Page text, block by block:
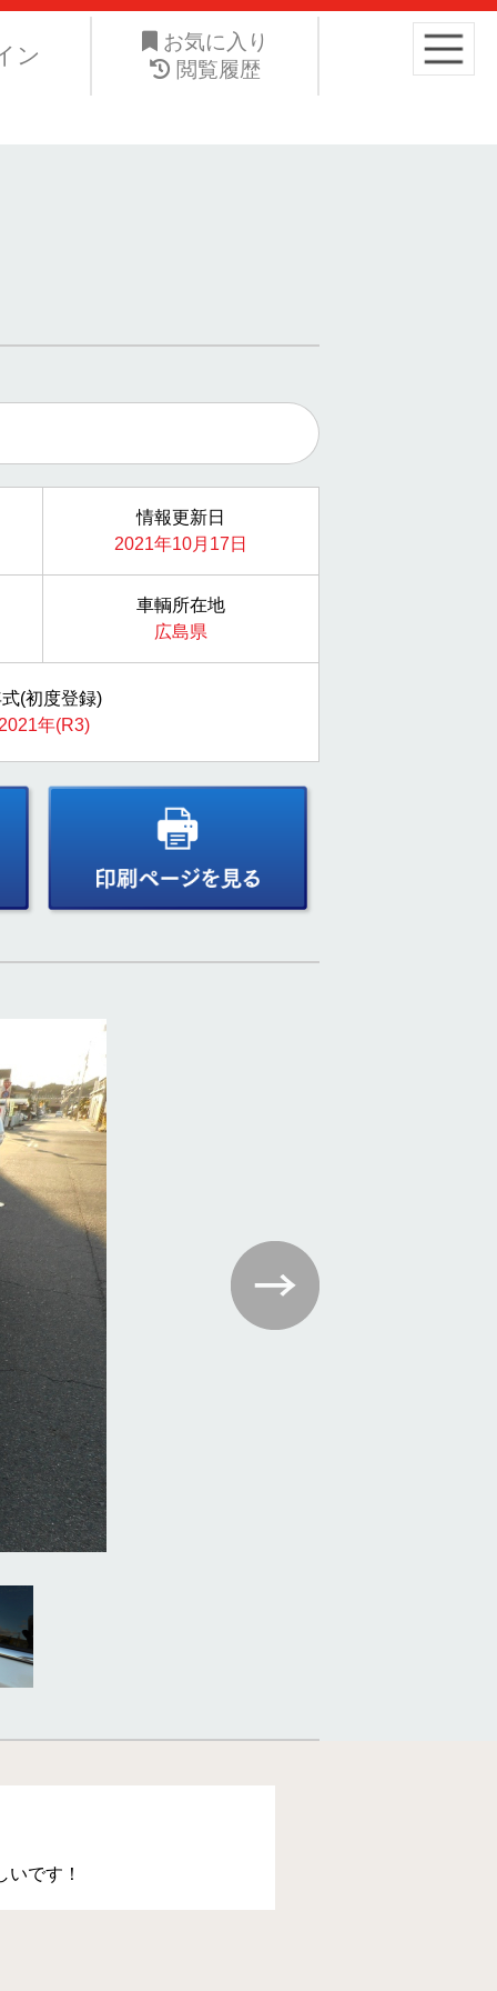
お手元の愛車を手放したい。ネット・ジーエス株式会社は
ン
お気に入り
閲覧履歴
情報更新日
2021年10月17日
車輌所在地
広島県
(初度登録)
2021年(R3)
です！